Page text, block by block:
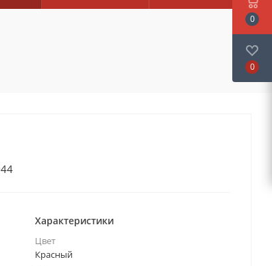
Характеристики
Цвет
Красный
0
0